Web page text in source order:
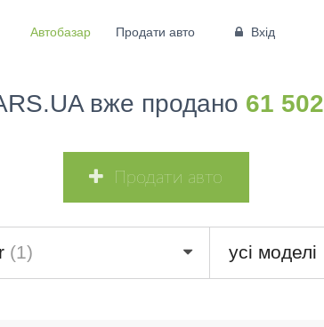
Автобазар Продати авто Вхід
вже продано 61 502
Продати авто
(1) усі моделі